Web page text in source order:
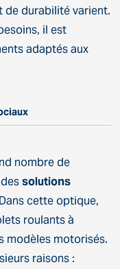
de durabilité varient.
il est
adaptés aux
nombre de
dessolutions
cette optique,
roulants à
modèles motorisés.
raisons :